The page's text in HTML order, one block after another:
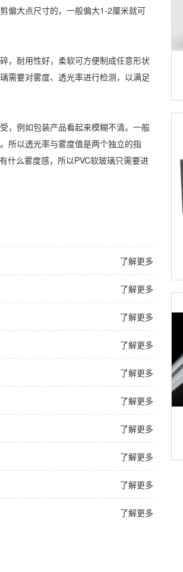
偏大点尺寸的，一般偏大1-2厘米就可
，耐用性好，柔软可方便制成任意形状
需要对雾度、透光率进行检测，以满足
，例如包装产品看起来模糊不清。一般
所以透光率与雾度值是两个独立的指
什么雾度感，所以PVC软玻璃只需要进
了解更多
了解更多
了解更多
了解更多
了解更多
了解更多
了解更多
了解更多
了解更多
了解更多